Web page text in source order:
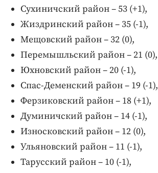
Сухиничский район – 53 (+1),
Жиздринский район – 35 (-1),
Мещовский район – 32 (0),
Перемышльский район – 21 (0),
Юхновский район – 20 (-1),
Спас-Деменский район – 19 (-1),
Ферзиковский район – 18 (+1),
Думиничский район – 14 (-1),
Износковский район – 12 (0),
Ульяновский район – 11 (-1),
Тарусский район – 10 (-1),